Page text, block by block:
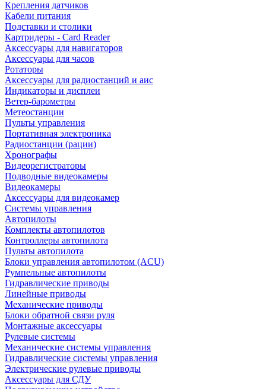
Крепления датчиков
Кабели питания
Подставки и столики
Картридеры - Card Reader
Аксессуары для навигаторов
Аксессуары для часов
Ротаторы
Аксессуары для радиостанций и аис
Индикаторы и дисплеи
Ветер-барометры
Метеостанции
Пульты управления
Портативная электроника
Радиостанции (рации)
Хронографы
Видеорегистраторы
Подводные видеокамеры
Видеокамеры
Аксессуары для видеокамер
Системы управления
Автопилоты
Комплекты автопилотов
Контроллеры автопилота
Пульты автопилота
Блоки управления автопилотом (ACU)
Румпельные автопилоты
Гидравлические приводы
Линейные приводы
Механические приводы
Блоки обратной связи руля
Монтажные аксессуары
Рулевые системы
Механические системы управления
Гидравлические системы управления
Электрические рулевые приводы
Аксессуары для СДУ